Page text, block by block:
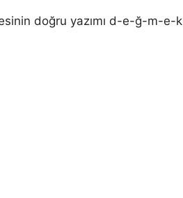
doğru yazımı d-e-ğ-m-e-k